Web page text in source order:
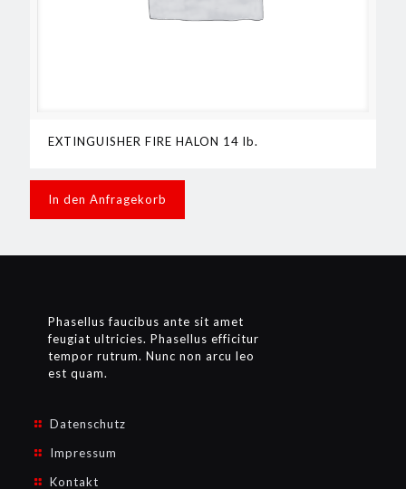
EXTINGUISHER FIRE HALON 14 lb.
In den Anfragekorb
Phasellus faucibus ante sit amet
feugiat ultricies. Phasellus efficitur
tempor rutrum. Nunc non arcu leo
est quam.
Datenschutz
Impressum
Kontakt